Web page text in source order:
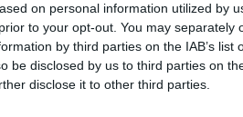
on personal information utilized by
to your opt-out. You may separately
by third parties on the IAB’s list
be disclosed by us to third parties on
disclose it to other third parties.